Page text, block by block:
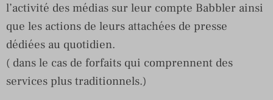
l’activité des médias sur leur compte Babbler ainsi
que les actions de leurs attachées de presse
dédiées au quotidien.
( dans le cas de forfaits qui comprennent des
services plus traditionnels.)